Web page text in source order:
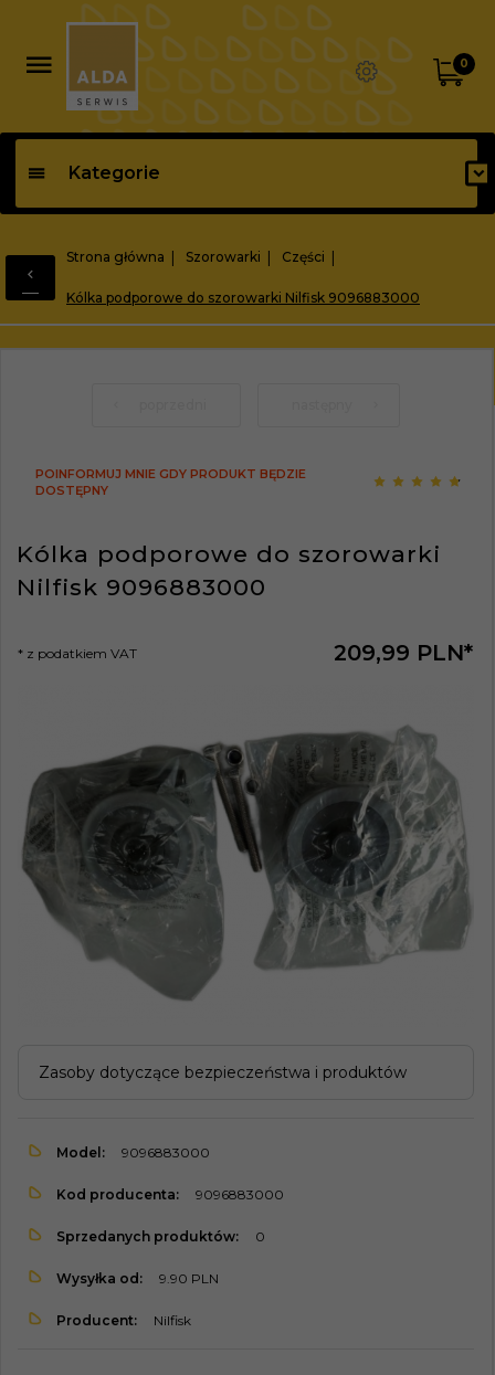
0
Kategorie
Strona główna Szorowarki Części
Kólka podporowe do szorowarki Nilfisk 9096883000
POINFORMUJ MNIE GDY PRODUKT BĘDZIE
DOSTĘPNY
Kólka podporowe do szorowarki
Nilfisk 9096883000
209,99 PLN*
* z podatkiem VAT
Zasoby dotyczące bezpieczeństwa i produktów
Model: 9096883000
Kod producenta: 9096883000
Sprzedanych produktów: 0
Wysyłka od: 9.90 PLN
Producent: Nilfisk